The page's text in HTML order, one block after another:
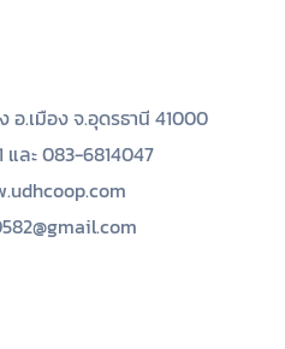
อ.เมือง จ.อุดรธานี 41000
และ 083-6814047